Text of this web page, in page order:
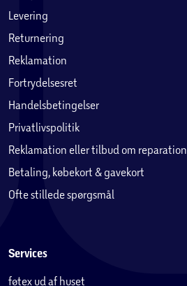
Levering
Returnering
Reklamation
Fortrydelsesret
Handelsbetingelser
Privatlivspolitik
Reklamation eller tilbud om reparation
Betaling, købekort & gavekort
Ofte stillede spørgsmål
Services
føtex ud af huset